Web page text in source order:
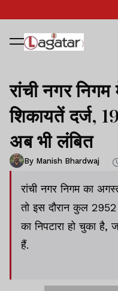
रांची नगर
शिकायतें दर्ज,
अब भी लंबित
By Manish Bhardwaj
रांची नगर निगम का
तो इस दौरान कुल
का निपटारा हो चुका
हैं.